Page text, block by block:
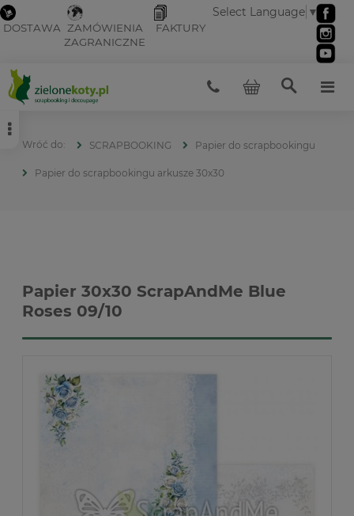
DOSTAWA ZAMÓWIENIA
ZAGRANICZNE
FAKTURY
Select Language ▼
SCRAPBOOKING Papier do scrapbookingu
Papier do scrapbookingu arkusze 30x30
Papier 30x30 ScrapAndMe Blue
Roses 09/10